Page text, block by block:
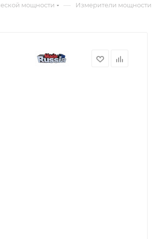
мощности — Измерители мощности